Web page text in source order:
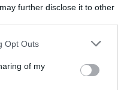
further disclose it to other
Opt Outs
of my